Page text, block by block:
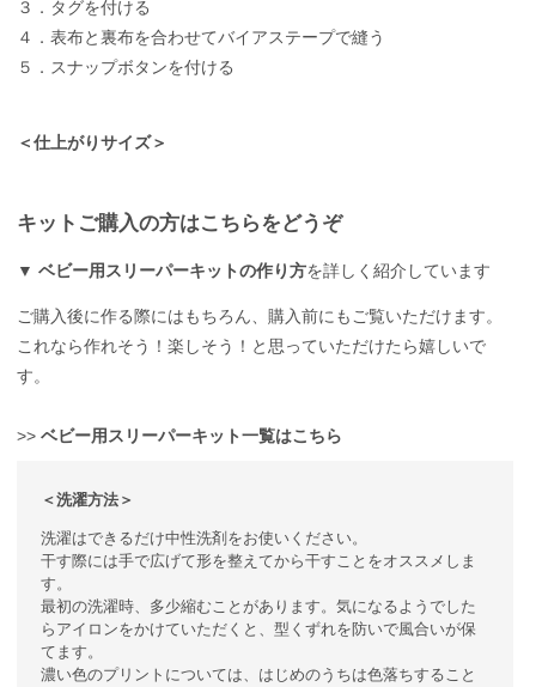
３．タグを付ける
４．表布と裏布を合わせてバイアステープで縫う
５．スナップボタンを付ける
＜仕上がりサイズ＞
キットご購入の方はこちらをどうぞ
▼ ベビー用スリーパーキットの作り方を詳しく紹介しています
ご購入後に作る際にはもちろん、購入前にもご覧いただけます。
これなら作れそう！楽しそう！と思っていただけたら嬉しいで
す。
>> ベビー用スリーパーキット一覧はこちら
＜洗濯方法＞
洗濯はできるだけ中性洗剤をお使いください。
干す際には手で広げて形を整えてから干すことをオススメしま
す。
最初の洗濯時、多少縮むことがあります。気になるようでした
らアイロンをかけていただくと、型くずれを防いで風合いが保
てます。
濃い色のプリントについては、はじめのうちは色落ちすること